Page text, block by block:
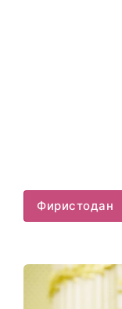
Фиристодан